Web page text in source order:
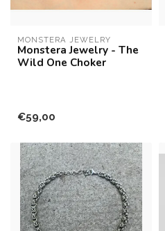
MONSTERA JEWELRY
Monstera Jewelry - The
Wild One Choker
€59,00